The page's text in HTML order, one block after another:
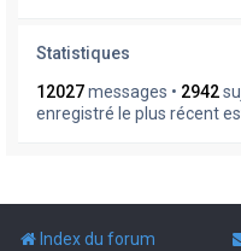
Statistiques
12027messages • 2942
enregistré le plus récent
Index du forum